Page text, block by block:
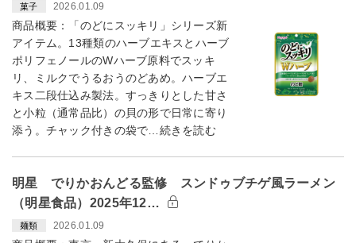
菓子 2026.01.09
商品概要：「のどにスッキリ」シリーズ新
アイテム。13種類のハーブエキスとハーブ
ポリフェノールのWハーブ原料でスッキ
リ、ミルクでうるおうのどあめ。ハーブエ
キス二段仕込み製法。すっきりとした甘さ
と小粒（通常品比）の貝の形で日常に寄り
添う。チャック付きの袋で…続きを読む
明星 でりかおんどる監修 スンドゥブチゲ風ラーメン
（明星食品）2025年12…
麺類 2026.01.09